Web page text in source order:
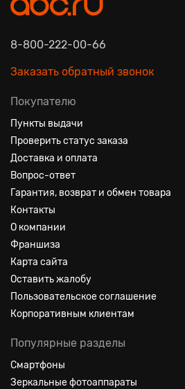
8-800-222-00-66
Заказать обратный звонок
Покупателю
Пункты выдачи
Проверить статус заказа
Доставка и оплата
Вопрос-ответ
Гарантия, возврат и обмен товара
Контакты
О компании
Франшиза
Карта сайта
Оставить жалобу
Пользовательское соглашение
Корпоративным клиентам
Популярные разделы
Смартфоны
Зеркальные фотоаппараты